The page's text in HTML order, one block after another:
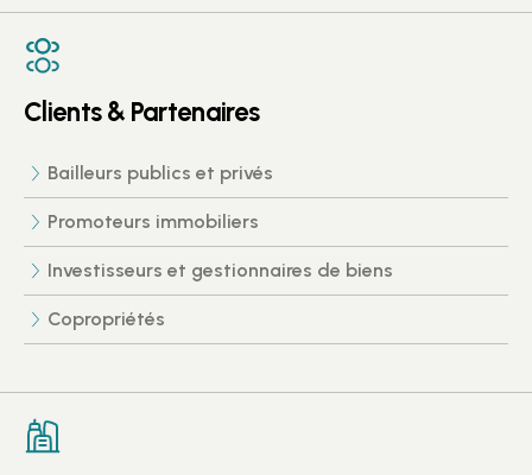
Clients & Partenaires
Bailleurs publics et privés
Promoteurs immobiliers
Investisseurs et gestionnaires de biens
Copropriétés